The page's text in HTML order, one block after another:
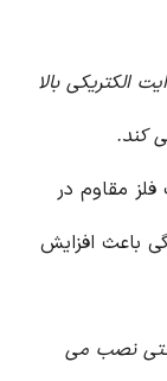
الکتریکی بالا
کند.
مقاوم در
باعث افزایش
۱۵۰ به راحتی نصب می